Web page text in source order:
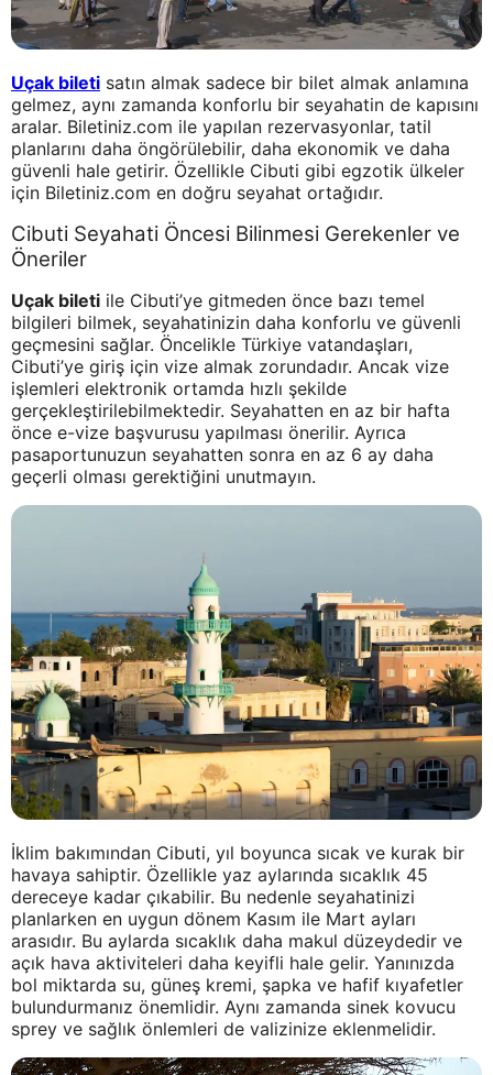
Uçak bileti satın almak sadece bir bilet almak anlamına
gelmez, aynı zamanda konforlu bir seyahatin de kapısını
aralar. Biletiniz.com ile yapılan rezervasyonlar, tatil
planlarını daha öngörülebilir, daha ekonomik ve daha
güvenli hale getirir. Özellikle Cibuti gibi egzotik ülkeler
için Biletiniz.com en doğru seyahat ortağıdır.
Cibuti Seyahati Öncesi Bilinmesi Gerekenler ve
Öneriler
Uçak bileti ile Cibuti’ye gitmeden önce bazı temel
bilgileri bilmek, seyahatinizin daha konforlu ve güvenli
geçmesini sağlar. Öncelikle Türkiye vatandaşları,
Cibuti’ye giriş için vize almak zorundadır. Ancak vize
işlemleri elektronik ortamda hızlı şekilde
gerçekleştirilebilmektedir. Seyahatten en az bir hafta
önce e-vize başvurusu yapılması önerilir. Ayrıca
pasaportunuzun seyahatten sonra en az 6 ay daha
geçerli olması gerektiğini unutmayın.
İklim bakımından Cibuti, yıl boyunca sıcak ve kurak bir
havaya sahiptir. Özellikle yaz aylarında sıcaklık 45
dereceye kadar çıkabilir. Bu nedenle seyahatinizi
planlarken en uygun dönem Kasım ile Mart ayları
arasıdır. Bu aylarda sıcaklık daha makul düzeydedir ve
açık hava aktiviteleri daha keyifli hale gelir. Yanınızda
bol miktarda su, güneş kremi, şapka ve hafif kıyafetler
bulundurmanız önemlidir. Aynı zamanda sinek kovucu
sprey ve sağlık önlemleri de valizinize eklenmelidir.